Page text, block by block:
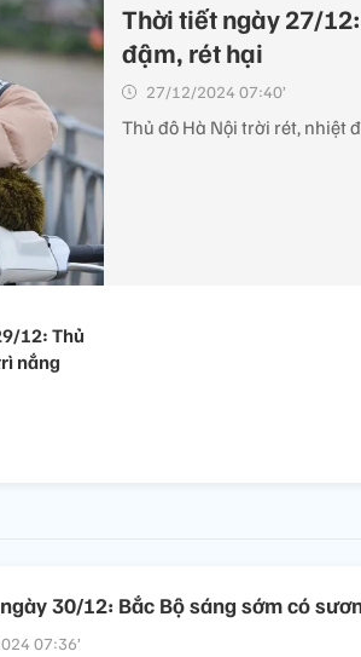
Thời tiết ngày 27/
đậm, rét hại
27/12/2024 07:40’
Thủ đô Hà Nội trời rét, nhiệt
12: Thủ
nắng
30/12: Bắc Bộ sáng sớm có
07:36’